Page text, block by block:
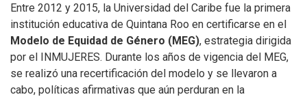
Entre 2012 y 2015, la Universidad del Caribe fue la primera
institución educativa de Quintana Roo en certificarse en el
Modelo de Equidad de Género (MEG), estrategia dirigida
por el INMUJERES. Durante los años de vigencia del MEG,
se realizó una recertificación del modelo y se llevaron a
cabo, políticas afirmativas que aún perduran en la